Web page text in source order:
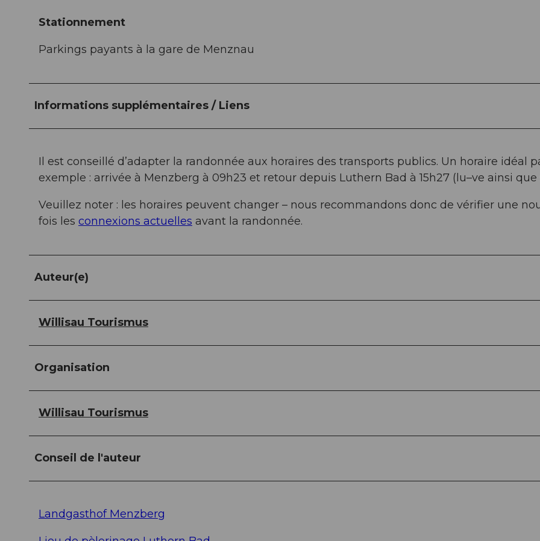
Stationnement
Parkings payants à la gare de Menznau
Informations supplémentaires / Liens
Il est conseillé d’adapter la randonnée aux horaires des transports publics. Un horaire idéal
exemple : arrivée à Menzberg à 09h23 et retour depuis Luthern Bad à 15h27 (lu–ve ainsi que
Veuillez noter : les horaires peuvent changer – nous recommandons donc de vérifier une
fois les connexions actuelles avant la randonnée.
Auteur(e)
Willisau Tourismus
Organisation
Willisau Tourismus
Conseil de l'auteur
Landgasthof Menzberg